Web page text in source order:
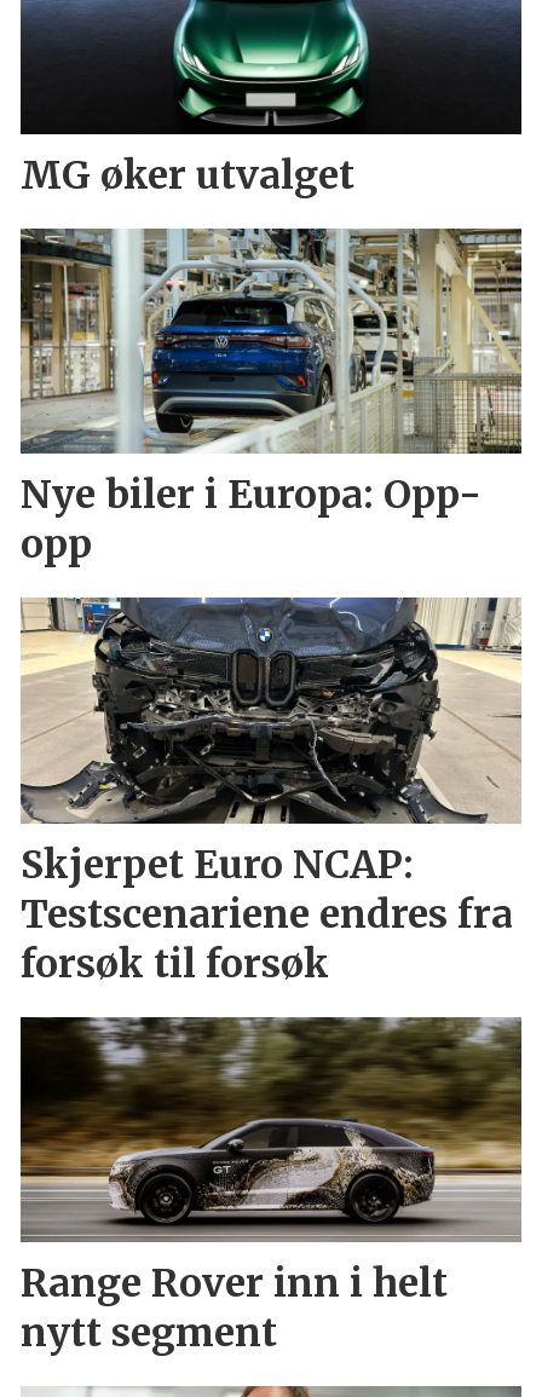
MG øker utvalget
Nye biler i Europa: Opp-
opp
Skjerpet Euro NCAP:
Testscenariene endres fra
forsøk til forsøk
Range Rover inn i helt
nytt segment